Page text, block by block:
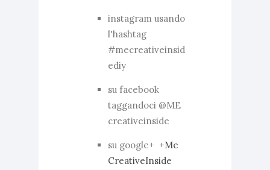
instagram usando
l'hashtag
#mecreativeinsid
ediy
su facebook
taggandoci @ME
creativeinside
su google+ +Me
CreativeInside